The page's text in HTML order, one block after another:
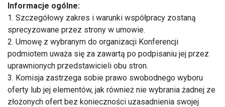
Informacje ogólne:
1. Szczegółowy zakres i warunki współpracy zostaną
sprecyzowane przez strony w umowie.
2. Umowę z wybranym do organizacji Konferencji
podmiotem uważa się za zawartą po podpisaniu jej przez
uprawnionych przedstawicieli obu stron.
3. Komisja zastrzega sobie prawo swobodnego wyboru
oferty lub jej elementów, jak również nie wybrania żadnej ze
złożonych ofert bez konieczności uzasadnienia swojej